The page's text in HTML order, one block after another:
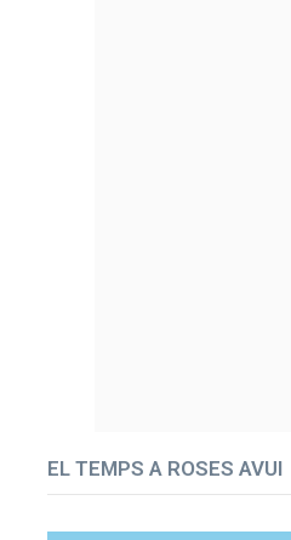
EL TEMPS A ROSES AVUI